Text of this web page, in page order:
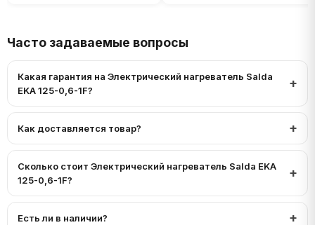
Часто задаваемые вопросы
Какая гарантия на Электрический нагреватель Salda
EKA 125-0,6-1F?
Как доставляется товар?
Сколько стоит Электрический нагреватель Salda EKA
125-0,6-1F?
Есть ли в наличии?